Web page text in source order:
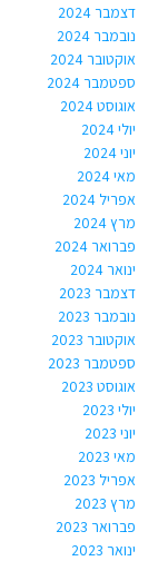
דצמבר 2024
נובמבר 2024
אוקטובר 2024
ספטמבר 2024
אוגוסט 2024
יולי 2024
יוני 2024
מאי 2024
אפריל 2024
מרץ 2024
פברואר 2024
ינואר 2024
דצמבר 2023
נובמבר 2023
אוקטובר 2023
ספטמבר 2023
אוגוסט 2023
יולי 2023
יוני 2023
מאי 2023
אפריל 2023
מרץ 2023
פברואר 2023
ינואר 2023